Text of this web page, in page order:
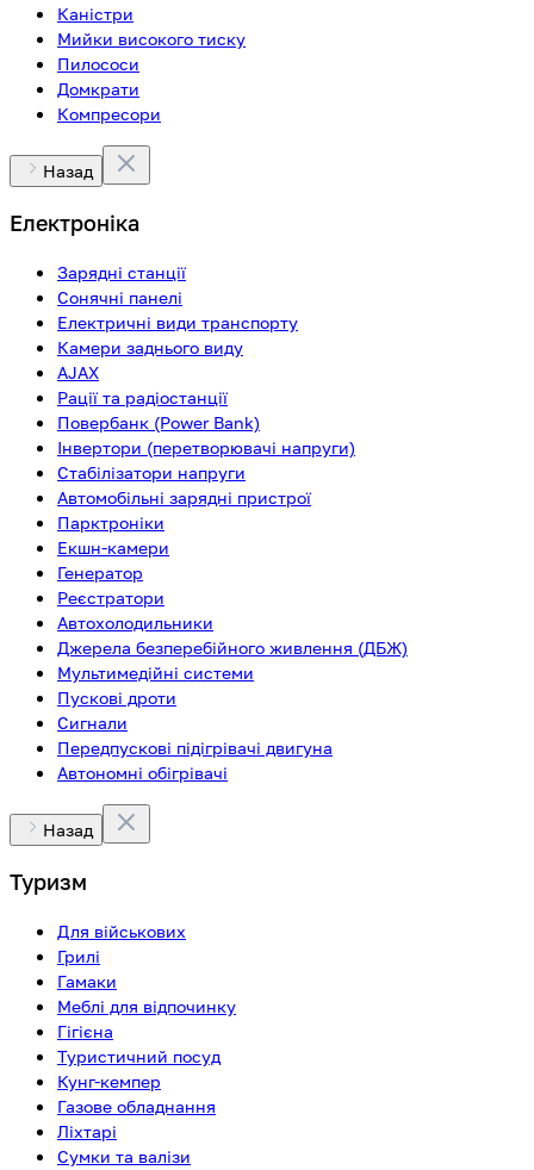
Каністри
Мийки високого тиску
Пилососи
Домкрати
Компресори
Назад
Електроніка
Зарядні станції
Сонячні панелі
Електричні види транспорту
Камери заднього виду
AJAX
Рації та радіостанції
Повербанк (Power Bank)
Інвертори (перетворювачі напруги)
Стабілізатори напруги
Автомобільні зарядні пристрої
Парктроніки
Екшн-камери
Генератор
Реєстратори
Автохолодильники
Джерела безперебійного живлення (ДБЖ)
Мультимедійні системи
Пускові дроти
Сигнали
Передпускові підігрівачі двигуна
Автономні обігрівачі
Назад
Туризм
Для військових
Грилі
Гамаки
Меблі для відпочинку
Гігієна
Туристичний посуд
Кунг-кемпер
Газове обладнання
Ліхтарі
Сумки та валізи